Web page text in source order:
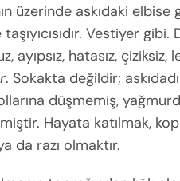
üzerinde askıdaki
Vestiyer gibi.
ayıpsız, hatasız, çiziksiz,
. Sokakta değildir;
düşmemiş,
Hayata katılmak,
da razı olmaktır.